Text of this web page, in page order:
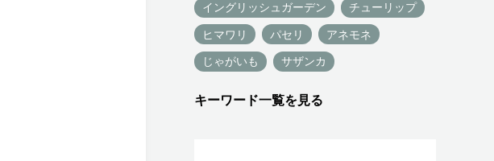
イングリッシュガーデン チューリップ
ヒマワリ パセリ アネモネ
じゃがいも サザンカ
キーワード一覧を見る